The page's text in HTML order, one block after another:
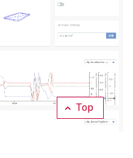
Top